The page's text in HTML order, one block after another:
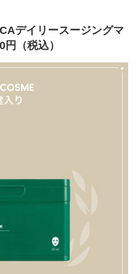
デイリースージングマ
（税込）